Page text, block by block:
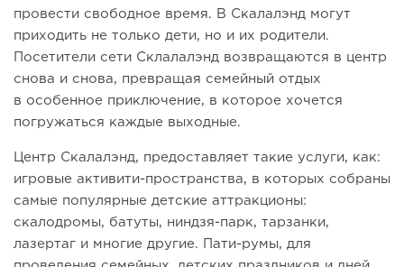
провести свободное время. В Скалалэнд могут
приходить не только дети, но и их родители.
Посетители сети Склалалэнд возвращаются в центр
снова и снова, превращая семейный отдых
в особенное приключение, в которое хочется
погружаться каждые выходные.
Центр Скалалэнд, предоставляет такие услуги, как:
игровые активити-пространства, в которых собраны
самые популярные детские аттракционы:
скалодромы, батуты, ниндзя-парк, тарзанки,
лазертаг и многие другие. Пати-румы, для